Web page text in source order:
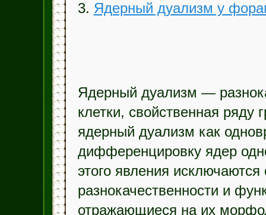
3. Ядерный дуализм у
Ядерный дуализм —
клетки, свойственная ряду
ядерный дуализм как
дифференцировку ядер
этого явления исключаются
разнокачественности и
отражающиеся на их